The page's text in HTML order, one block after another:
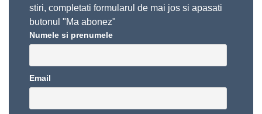
stiri, completati formularul de mai jos si apasati
butonul "Ma abonez"
Numele si prenumele
Email